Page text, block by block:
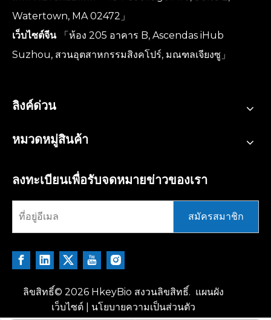
Watertown, MA 02472」
เว็บไซต์จีน
「ห้อง 205 อาคาร B, Ascendas iHub
Suzhou, สวนอุตสาหกรรมสิงคโปร์, มณฑลเจียงซู」
ลิงค์ด่วน
หมวดหมู่สินค้า
ลงทะเบียนเพื่อรับจดหมายข่าวของเรา
สมัครสมาชิก
ลิขสิทธิ์© 2026 HkeyBio สงวนลิขสิทธิ์. แผนผัง
เว็บไซต์
นโยบายความเป็นส่วนตัว